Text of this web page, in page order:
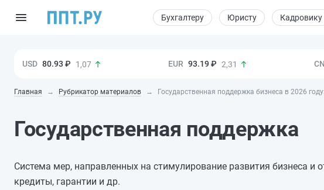
Бухгалтеру Юристу Кадровику
80.93 ₽ 1,07 93.19 ₽ 2,31
Главная Рубрикатор материалов Государственная поддержка бизнеса в 2026
Государственная поддержка
Система мер, направленных на стимулирование развития бизнеса
кредиты, гарантии и др.